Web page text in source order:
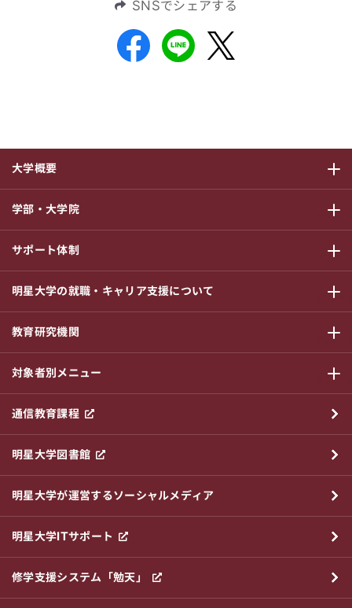
SNSでシェアする
大学概要
サブメニ
学部・大学院
サブメニ
サポート体制
サブメニ
明星大学の就職・キャリア支援について
サブメニ
教育研究機関
サブメニ
対象者別メニュー
サブメニ
通信教育課程
明星大学図書館
明星大学が運営するソーシャルメディア
明星大学ITサポート
修学支援システム「勉天」